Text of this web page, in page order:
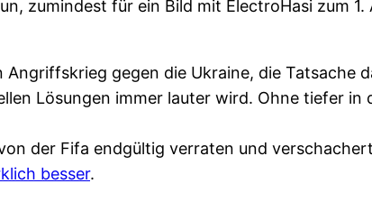
zumindest für ein Bild mit ElectroHasi zum
gegen die Ukraine, die Tatsache
Lösungen immer lauter wird. Ohne tiefer in
der Fifa endgültig verraten und
besser.